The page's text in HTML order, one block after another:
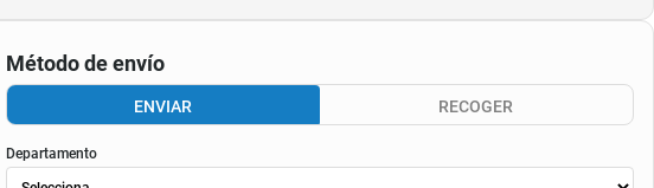
Método de envío
ENVIAR RECOGER
Departamento